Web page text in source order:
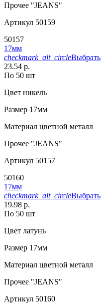
Прочее "JEANS"
Артикул 50159
50157
17мм
checkmark_alt_circleВыбрать
23.54 р.
По 50 шт
Цвет никель
Размер 17мм
Материал цветной металл
Прочее "JEANS"
Артикул 50157
50160
17мм
checkmark_alt_circleВыбрать
19.98 р.
По 50 шт
Цвет латунь
Размер 17мм
Материал цветной металл
Прочее "JEANS"
Артикул 50160